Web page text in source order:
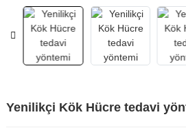
Yenilikçi Kök Hücre tedavi